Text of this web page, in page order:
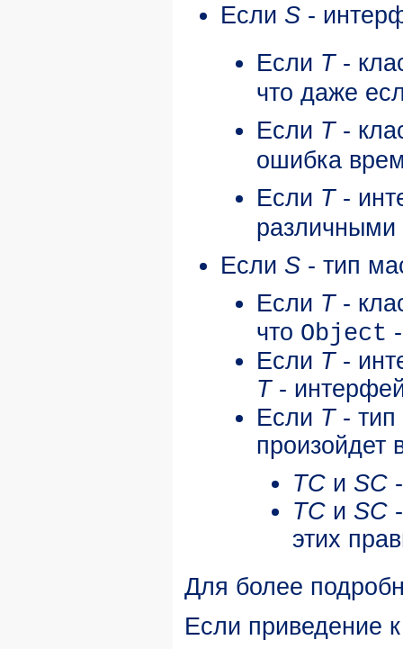
Если S -
Если T-
что даже
Если T-
ошибка
Если T-
различными
Если S - тип
Если T-
что Object
Если T-
T-
Если T- тип
произойдет
TC и SC
TC и SC
этих
Для более
Если приведение